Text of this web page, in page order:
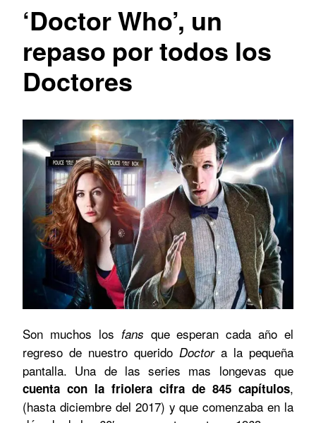
‘Doctor Who’, un
repaso por todos los
Doctores
Son muchos los fans que esperan cada año el
regreso de nuestro querido Doctora la pequeña
pantalla. Una de las series mas longevas que
cuenta con la friolera cifra de 845 capítulos,
(hasta diciembre del 2017) y que comenzaba en la